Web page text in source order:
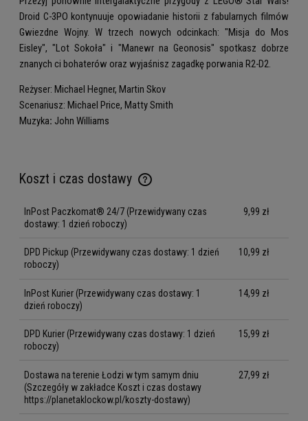
Droid C-3PO kontynuuje opowiadanie historii z fabularnych filmów
Gwiezdne Wojny. W trzech nowych odcinkach: "Misja do Mos
Eisley", "Lot Sokoła" i "Manewr na Geonosis" spotkasz dobrze
znanych ci bohaterów oraz wyjaśnisz zagadkę porwania R2-D2.
Reżyser: Michael Hegner, Martin Skov
Scenariusz: Michael Price, Matty Smith
Muzyka: John Williams
Koszt i czas dostawy
Cena nie zawiera ewentualnych kosztów płatności
InPost Paczkomat® 24/7 (Przewidywany czas
dostawy: 1 dzień roboczy)
9,99 zł
DPD Pickup (Przewidywany czas dostawy: 1 dzień
roboczy)
10,99 zł
InPost Kurier (Przewidywany czas dostawy: 1
dzień roboczy)
14,99 zł
DPD Kurier (Przewidywany czas dostawy: 1 dzień
roboczy)
15,99 zł
Dostawa na terenie Łodzi w tym samym dniu
(Szczegóły w zakładce Koszt i czas dostawy
https://planetaklockow.pl/koszty-dostawy)
27,99 zł